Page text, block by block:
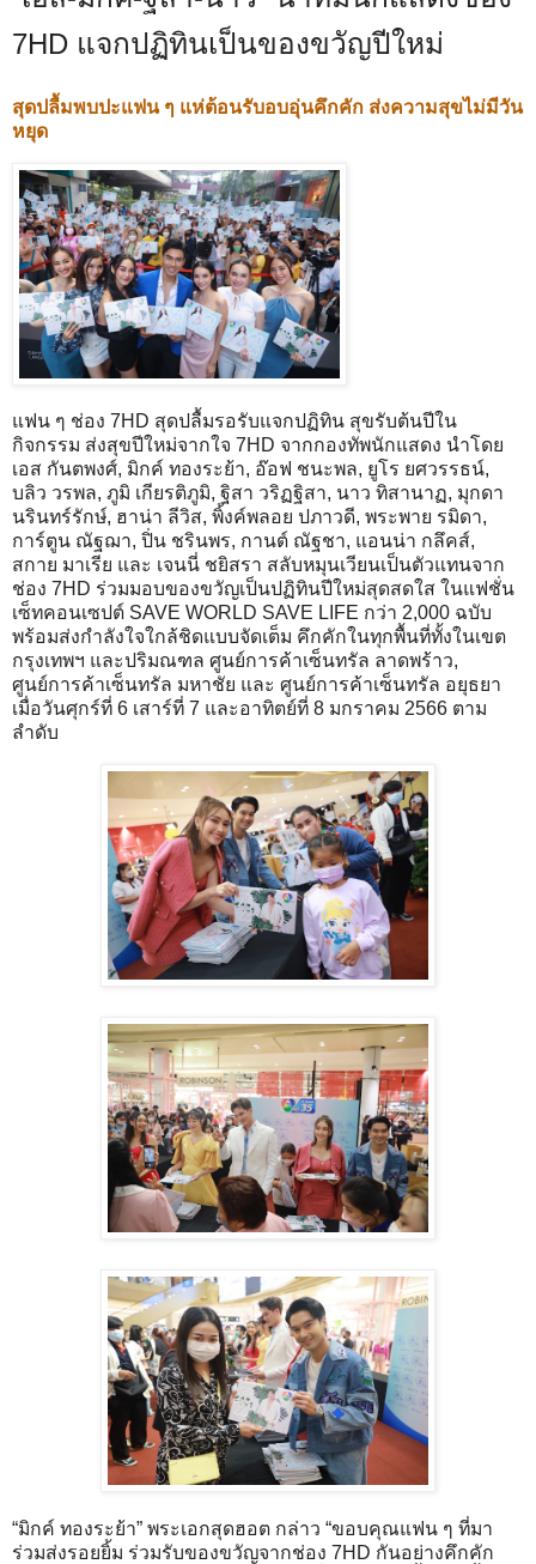
7HD แจกปฏิทินเป็นของขวัญปีใหม่
สุดปลื้มพบปะแฟน ๆ แห่ต้อนรับอบอุ่นคึกคัก ส่งความสุขไม่มีวัน
หยุด
​แฟน ๆ ช่อง 7HD สุดปลื้มรอรับแจกปฏิทิน สุขรับต้นปีใน
กิจกรรม ส่งสุขปีใหม่จากใจ 7HD จากกองทัพนักแสดง นำโดย
เอส กันตพงศ์, มิกค์ ทองระย้า, อ๊อฟ ชนะพล, ยูโร ยศวรรธน์,
บลิว วรพล, ภูมิ เกียรติภูมิ, ฐิสา วริฏฐิสา, นาว ทิสานาฏ, มุกดา
นรินทร์รักษ์, ฮาน่า ลีวิส, พิ้งค์พลอย ปภาวดี, พระพาย รมิดา,
การ์ตูน ณัฐฌา, ปิ่น ชรินพร, กานต์ ณัฐชา, แอนน่า กลึคส์,
สกาย มาเรีย และ เจนนี่ ชยิสรา สลับหมุนเวียนเป็นตัวแทนจาก
ช่อง 7HD ร่วมมอบของขวัญเป็นปฏิทินปีใหม่สุดสดใส ในแฟชั่น
เซ็ทคอนเซปต์ SAVE WORLD SAVE LIFE กว่า 2,000 ฉบับ
พร้อมส่งกำลังใจใกล้ชิดแบบจัดเต็ม คึกคักในทุกพื้นที่ทั้งในเขต
กรุงเทพฯ และปริมณฑล ศูนย์การค้าเซ็นทรัล ลาดพร้าว,
ศูนย์การค้าเซ็นทรัล มหาชัย และ ศูนย์การค้าเซ็นทรัล อยุธยา
เมื่อวันศุกร์ที่ 6 เสาร์ที่ 7 และอาทิตย์ที่ 8 มกราคม 2566 ตาม
ลำดับ
​“มิกค์ ทองระย้า” พระเอกสุดฮอต กล่าว “ขอบคุณแฟน ๆ ที่มา
ร่วมส่งรอยยิ้ม ร่วมรับของขวัญจากช่อง 7HD กันอย่างคึกคัก